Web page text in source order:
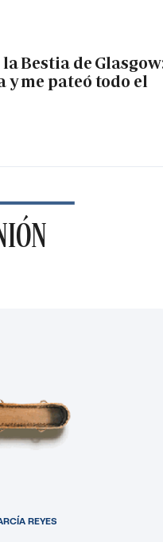
Bestia de
y me pateó todo el
REYES